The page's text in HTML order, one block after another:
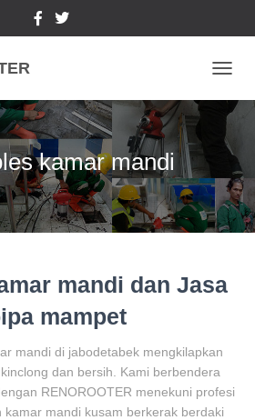
kamar mandi
mandi dan Jasa
mampet
mandi di jabodetabek mengkilapkan
dan bersih. Kami berbendera
RENOROOTER menekuni profesi
mandi kusam berkerak berdaki